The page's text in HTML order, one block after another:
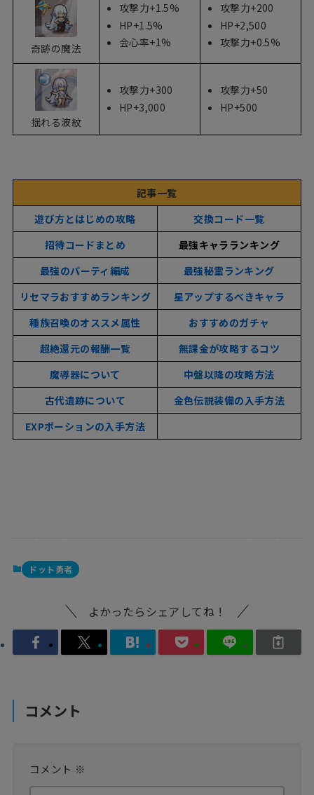
奇跡の魔法
攻撃力+1.5%
HP+1.5%
会心率+1%
攻撃力+200
HP+2,500
攻撃力+0.5%
揺れる波紋
攻撃力+300
HP+3,000
攻撃力+50
HP+500
記事一覧
遊び方とはじめの攻略
交換コード一覧
招待コードまとめ
最強キャラランキング
最強のパーティ編成
最強秘霊ランキング
リセマラおすすめランキング
星アップするべきキャラ
種族召喚のオススメ属性
おすすめのガチャ
超絶還元の報酬一覧
無課金が攻略するコツ
魔導器について
中盤以降の攻略方法
古代遺跡について
金色伝説装備の入手方法
EXPポーションの入手方法
ドット勇者
よかったらシェアしてね！
コメント
コメント ※